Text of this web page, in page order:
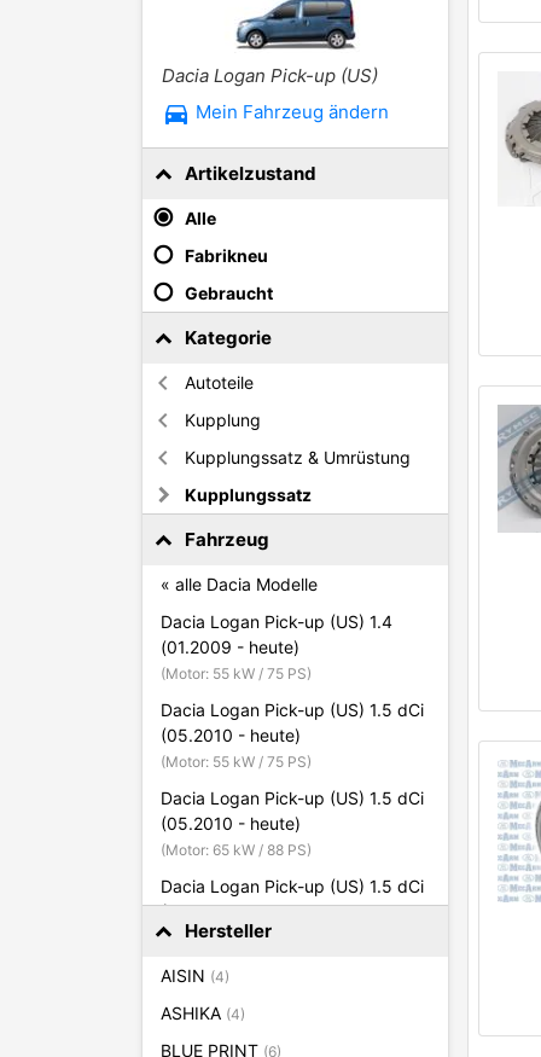
Dacia Logan Pick-up (US)
directions_car Mein Fahrzeug ändern
Artikelzustand
Alle
Fabrikneu
Gebraucht
Kategorie
Autoteile
Kupplung
Kupplungssatz & Umrüstung
Kupplungssatz
Fahrzeug
« alle Dacia Modelle
Dacia Logan Pick-up (US) 1.4
(01.2009 - heute)
(Motor: 55 kW / 75 PS)
Dacia Logan Pick-up (US) 1.5 dCi
(05.2010 - heute)
(Motor: 55 kW / 75 PS)
Dacia Logan Pick-up (US) 1.5 dCi
(05.2010 - heute)
(Motor: 65 kW / 88 PS)
Dacia Logan Pick-up (US) 1.5 dCi
(03.2008 - heute)
(Motor: 50 kW / 58 PS)
Dacia Logan Pick-up (US) 1.5 dCi
(Motor: 63 kW / 86 PS)
Hersteller
AISIN (4)
ASHIKA (4)
BLUE PRINT (6)